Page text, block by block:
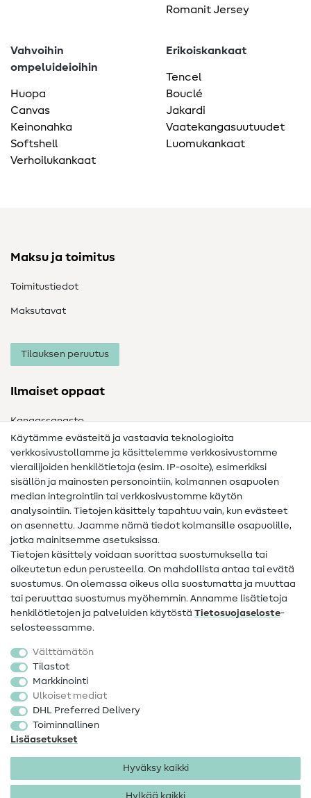
Romanit Jersey
Vahvoihin
ompeluideioihin
Huopa
Canvas
Keinonahka
Softshell
Verhoilukankaat
Erikoiskankaat
Tencel
Bouclé
Jakardi
Vaatekangasuutuudet
Luomukankaat
Maksu ja toimitus
Toimitustiedot
Maksutavat
Tilauksen peruutus
Ilmaiset oppaat
Kangassanasto
Ompelusanasto
Ompeluohjeet
Apua ja yhteystiedot
Yhteystiedot
Tietoa omistajanvaihdoksesta
Peruutusoikeus
Suosittu
Kankaat
Ompelutarvikkeet
Ale
Käytämme evästeitä ja vastaavia teknologioita
verkkosivustollamme ja käsittelemme verkkosivustomme
vierailijoiden henkilötietoja (esim. IP-osoite), esimerkiksi
sisällön ja mainosten personointiin, kolmannen osapuolen
median integrointiin tai verkkosivustomme käytön
analysointiin. Tietojen käsittely tapahtuu vain, kun evästeet
on asennettu. Jaamme nämä tiedot kolmansille osapuolille,
jotka mainitsemme asetuksissa.
Tietojen käsittely voidaan suorittaa suostumuksella tai
oikeutetun edun perusteella. On mahdollista antaa tai evätä
suostumus. On olemassa oikeus olla suostumatta ja muuttaa
tai peruuttaa suostumus myöhemmin. Annamme lisätietoja
henkilötietojen ja palveluiden käytöstä Tietosuojaseloste-
selosteessamme.
Välttämätön
Tilastot
Markkinointi
Ulkoiset mediat
DHL Preferred Delivery
Toiminnallinen
Lisäasetukset
Hyväksy kaikki
Hylkää kaikki